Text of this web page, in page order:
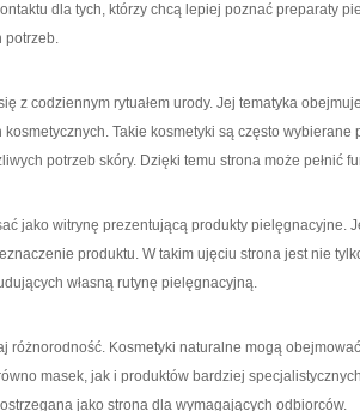
dla tych, którzy chcą lepiej poznać preparaty
potrzeb.
z codziennym rytuałem urody. Jej tematyka
Takie kosmetyki są często wybierane
potrzeb skóry. Dzięki temu strona może pełnić
jako witrynę prezentującą produkty pielęgnacyjne.
produktu. W takim ujęciu strona jest nie
własną rutynę pielęgnacyjną.
różnorodność. Kosmetyki naturalne mogą
masek, jak i produktów bardziej
jako strona dla wymagających odbiorców.